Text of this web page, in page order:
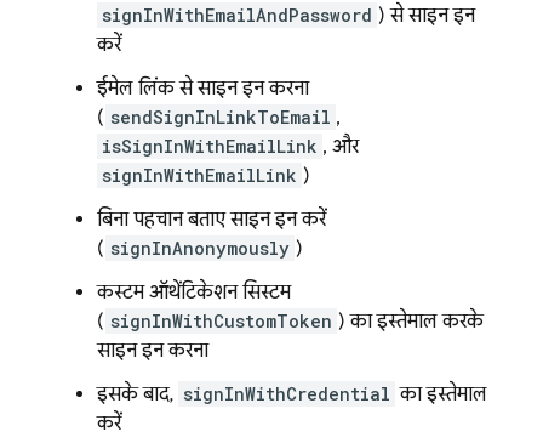
signInWithEmailAndPassword ) से साइन इन
करें
ईमेल लिंक से साइन इन करना
( sendSignInLinkToEmail ,
isSignInWithEmailLink , और
signInWithEmailLink )
बिना पहचान बताए साइन इन करें
( signInAnonymously )
कस्टम ऑथेंटिकेशन सिस्टम
( signInWithCustomToken ) का इस्तेमाल करके
साइन इन करना
इसके बाद, signInWithCredential का इस्तेमाल
करें